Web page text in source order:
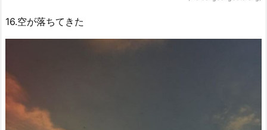
16.空が落ちてきた